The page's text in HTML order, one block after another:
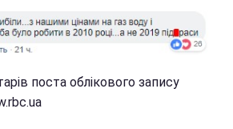
поста облікового запису